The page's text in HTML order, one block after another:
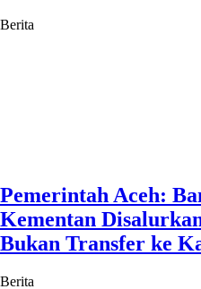
Berita
Pemerintah Aceh:
Kementan
Bukan Transfer ke
Berita